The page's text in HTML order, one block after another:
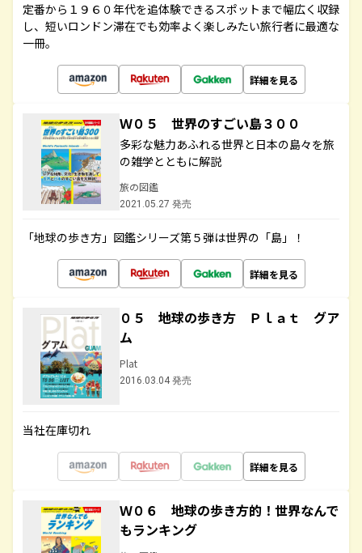
定番から１９６０年代を追体験できるスポットまで幅広く収録
し、短いロンドン滞在でも効率よく楽しみたい旅行者に最適な
一冊。
詳細を見る
Ｗ０５ 世界のすごい島３００
多彩な魅力あふれる世界と日本の島々を旅
の雑学とともに解説
旅の図鑑
2021.05.27 発売
「地球の歩き方」図鑑シリーズ第５弾は世界の「島」！
詳細を見る
０５ 地球の歩き方 Ｐｌａｔ グア
ム
Plat
2016.03.04 発売
当社在庫切れ
詳細を見る
Ｗ０６ 地球の歩き方的！世界なんで
もランキング